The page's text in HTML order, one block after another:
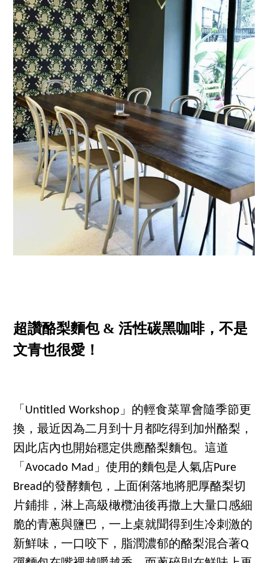
超讚酪梨麵包 & 活性碳黑咖啡，不是
文青也很愛！
「Untitled Workshop」的輕食菜單會隨季節更
換，最近因為二月到十月都吃得到加州酪梨，
因此店內也開始穩定供應酪梨麵包。這道
「Avocado Mad」使用的麵包是人氣店Pure
Bread的發酵麵包，上面俐落地將肥厚酪梨切
片鋪排，淋上高級橄欖油後再撒上大量口感細
脆的青蔥與鹽巴，一上桌就聞得到生冷刺激的
新鮮味，一口咬下，脂潤濃郁的酪梨混合著Q